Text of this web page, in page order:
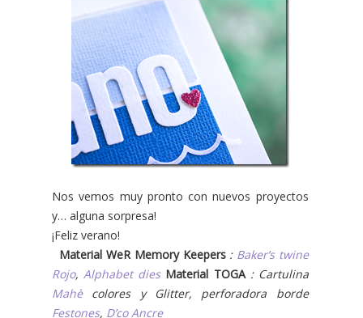
Nos vemos muy pronto con nuevos proyectos
y… alguna sorpresa!
¡Feliz verano!
Material WeR Memory Keepers : Baker’s twine
Rojo, Alphabet dies Material TOGA : Cartulina
Mahècolores y Glitter, perforadora borde
Festones, D’co Ancre